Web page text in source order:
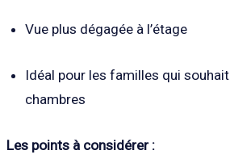
Vue plus dégagée à l’étage
Idéal pour les familles qui
chambres
Les points à considérer :